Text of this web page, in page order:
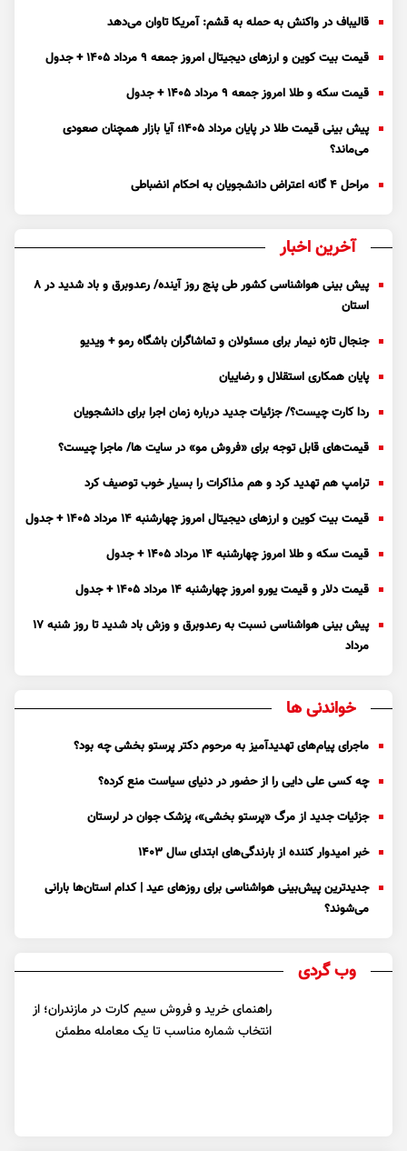
قالیباف در واکنش به حمله به قشم: آمریکا تاوان می‌دهد
قیمت بیت کوین و ارز‌های دیجیتال امروز جمعه ۹ مرداد ۱۴۰۵ + جدول
قیمت سکه و طلا امروز جمعه ۹ مرداد ۱۴۰۵ + جدول
پیش بینی قیمت طلا در پایان مرداد 1405؛ آیا بازار همچنان صعودی
می‌ماند؟
مراحل ۴ گانه اعتراض دانشجویان به احکام انضباطی
آخرین اخبار
پیش بینی هواشناسی کشور طی پنج روز آینده/ رعدوبرق و باد شدید در ۸
استان
جنجال تازه نیمار برای مسئولان و تماشاگران باشگاه رمو + ویدیو
پایان همکاری استقلال و رضاییان
ردا کارت چیست؟/ جزئیات جدید درباره زمان اجرا برای دانشجویان
قیمت‌های قابل توجه برای «فروش مو» در سایت ها/ ماجرا چیست؟
ترامپ هم تهدید کرد و هم مذاکرات را بسیار خوب توصیف کرد
قیمت بیت کوین و ارز‌های دیجیتال امروز چهارشنبه ۱۴ مرداد ۱۴۰۵ + جدول
قیمت سکه و طلا امروز چهارشنبه ۱۴ مرداد ۱۴۰۵ + جدول
قیمت دلار و قیمت یورو امروز چهارشنبه ۱۴ مرداد ۱۴۰۵ + جدول
پیش بینی هواشناسی نسبت به رعدوبرق و وزش باد شدید تا روز شنبه ۱۷
مرداد
خواندنی ها
ماجرای پیام‌های تهدیدآمیز به مرحوم دکتر پرستو بخشی چه بود؟
چه کسی علی دایی را از حضور در دنیای سیاست منع کرده؟
جزئیات جدید از مرگ «پرستو بخشی»، پزشک جوان در لرستان
خبر امیدوار کننده از بارندگی‌های ابتدای سال ۱۴۰۳
جدیدترین پیش‌بینی هواشناسی برای روزهای عید | کدام استان‌ها بارانی
می‌شوند؟
وب گردی
راهنمای خرید و فروش سیم کارت در مازندران؛ از
انتخاب شماره مناسب تا یک معامله مطمئن